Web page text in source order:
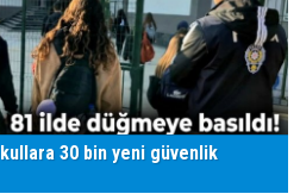
30 bin yeni güvenlik